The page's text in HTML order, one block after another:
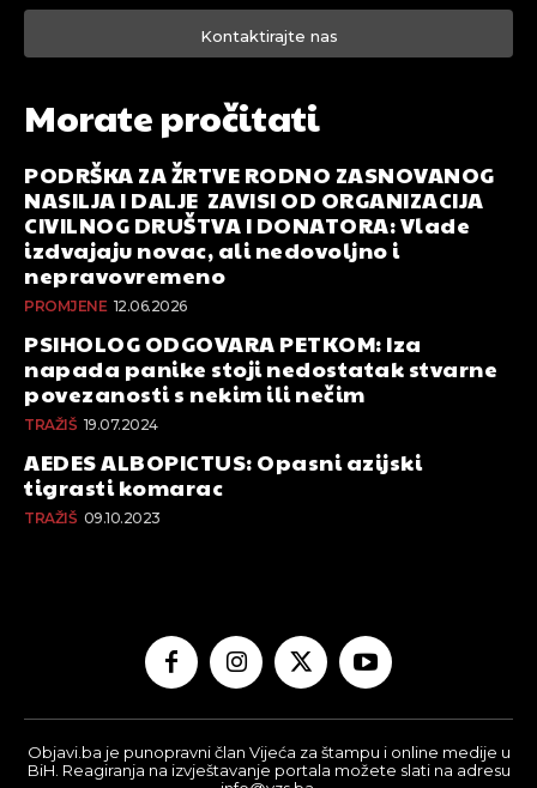
Kontaktirajte nas
Morate pročitati
PODRŠKA ZA ŽRTVE RODNO ZASNOVANOG
NASILJA I DALJE ZAVISI OD ORGANIZACIJA
CIVILNOG DRUŠTVA I DONATORA: Vlade
izdvajaju novac, ali nedovoljno i
nepravovremeno
PROMJENE 12.06.2026
PSIHOLOG ODGOVARA PETKOM: Iza
napada panike stoji nedostatak stvarne
povezanosti s nekim ili nečim
TRAŽIŠ 19.07.2024
AEDES ALBOPICTUS: Opasni azijski
tigrasti komarac
TRAŽIŠ 09.10.2023
Objavi.ba je punopravni član Vijeća za štampu i online medije u
BiH. Reagiranja na izvještavanje portala možete slati na adresu